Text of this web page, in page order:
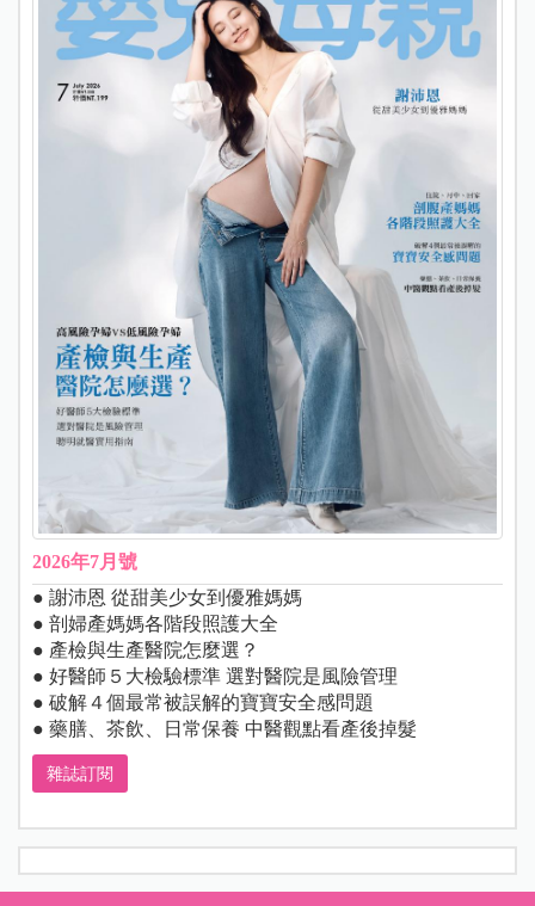
2026年7月號
● 謝沛恩 從甜美少女到優雅媽媽
● 剖婦產媽媽各階段照護大全
● 產檢與生產醫院怎麼選？
● 好醫師５大檢驗標準 選對醫院是風險管理
● 破解４個最常被誤解的寶寶安全感問題
● 藥膳、茶飲、日常保養 中醫觀點看產後掉髮
雜誌訂閱